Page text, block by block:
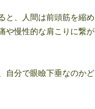
と、人間は前頭筋を縮め
や慢性的な肩こりに繋が
自分で眼瞼下垂なのかど